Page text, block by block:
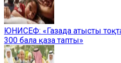
ЮНИСЕФ: «Газада атысты
300 бала қаза тапты»